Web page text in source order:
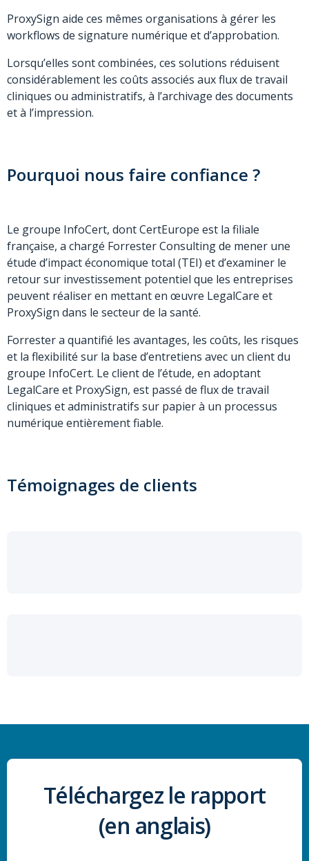
ProxySign aide ces mêmes organisations à gérer les
workflows de signature numérique et d’approbation.
Lorsqu’elles sont combinées, ces solutions réduisent
considérablement les coûts associés aux flux de travail
cliniques ou administratifs, à l’archivage des documents
et à l’impression.
Pourquoi nous faire confiance ?
Le groupe InfoCert, dont CertEurope est la filiale
française, a chargé Forrester Consulting de mener une
étude d’impact économique total (TEI) et d’examiner le
retour sur investissement potentiel que les entreprises
peuvent réaliser en mettant en œuvre LegalCare et
ProxySign dans le secteur de la santé.
Forrester a quantifié les avantages, les coûts, les risques
et la flexibilité sur la base d’entretiens avec un client du
groupe InfoCert. Le client de l’étude, en adoptant
LegalCare et ProxySign, est passé de flux de travail
cliniques et administratifs sur papier à un processus
numérique entièrement fiable.
Témoignages de clients
Téléchargez le rapport
(en anglais)